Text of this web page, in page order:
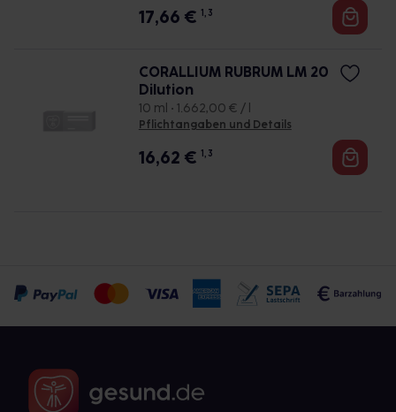
17,66 € 1, 3
CORALLIUM RUBRUM LM 20
Dilution
10 ml • 1.662,00 € / l
Pflichtangaben und Details
16,62 € 1, 3